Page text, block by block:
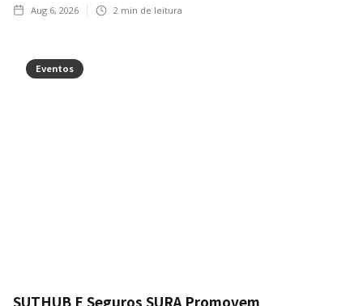
Aug 6, 2026 2 min de leitura
Eventos
SUTHUB E Seguros SURA Promovem